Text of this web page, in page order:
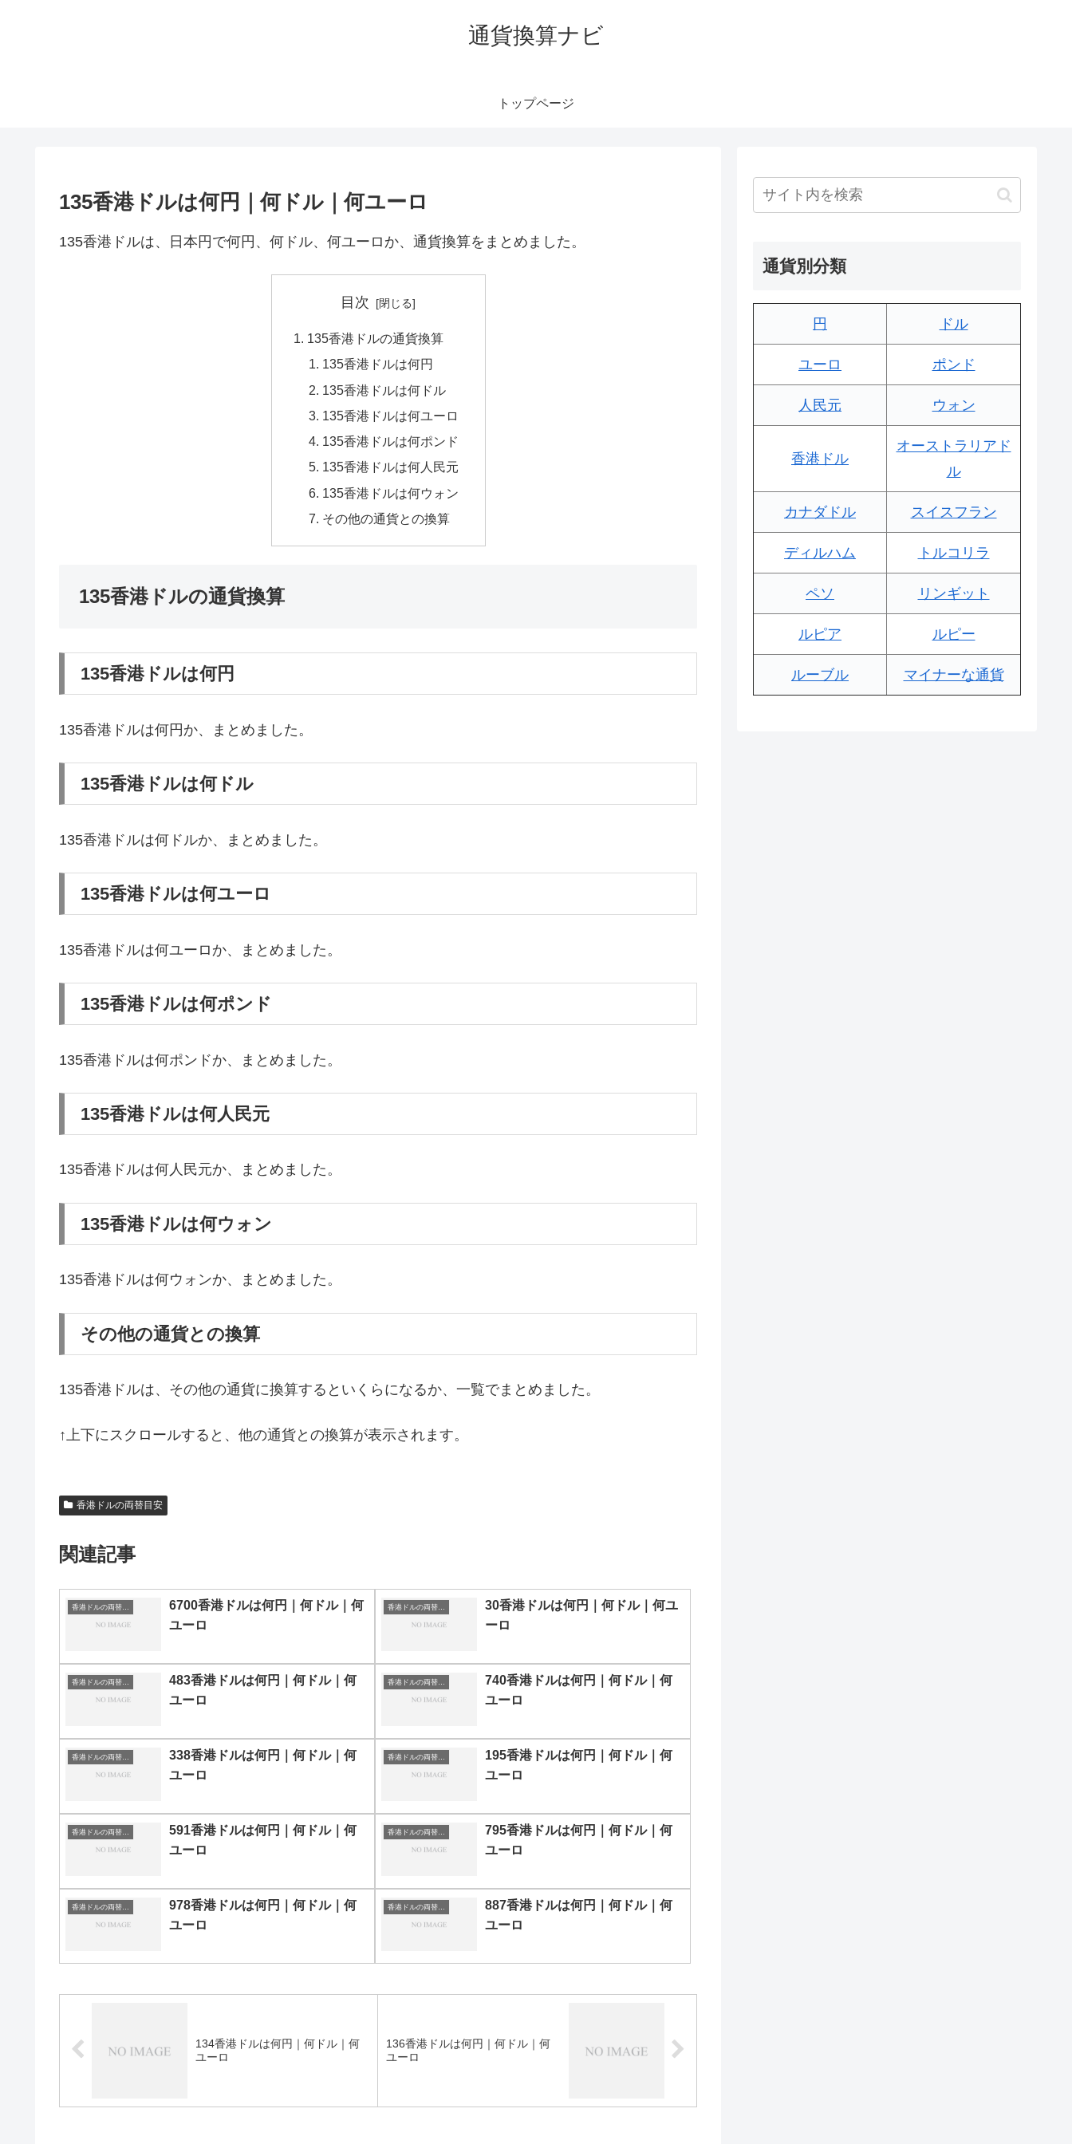
通貨換算ナビ
トップページ
135香港ドルは何円｜何ドル｜何ユーロ
135香港ドルは、日本円で何円、何ドル、何ユーロか、通貨換算をまとめました。
目次
135香港ドルの通貨換算
135香港ドルは何円
135香港ドルは何ドル
135香港ドルは何ユーロ
135香港ドルは何ポンド
135香港ドルは何人民元
135香港ドルは何ウォン
その他の通貨との換算
135香港ドルの通貨換算
135香港ドルは何円
135香港ドルは何円か、まとめました。
135香港ドルは何ドル
135香港ドルは何ドルか、まとめました。
135香港ドルは何ユーロ
135香港ドルは何ユーロか、まとめました。
135香港ドルは何ポンド
135香港ドルは何ポンドか、まとめました。
135香港ドルは何人民元
135香港ドルは何人民元か、まとめました。
135香港ドルは何ウォン
135香港ドルは何ウォンか、まとめました。
その他の通貨との換算
135香港ドルは、その他の通貨に換算するといくらになるか、一覧でまとめました。
↑上下にスクロールすると、他の通貨との換算が表示されます。
香港ドルの両替目安
関連記事
6700香港ドルは何円｜何ドル｜何
ユーロ
30香港ドルは何円｜何ドル｜何ユ
ーロ
483香港ドルは何円｜何ドル｜何
ユーロ
740香港ドルは何円｜何ドル｜何
ユーロ
338香港ドルは何円｜何ドル｜何
ユーロ
195香港ドルは何円｜何ドル｜何
ユーロ
591香港ドルは何円｜何ドル｜何
ユーロ
795香港ドルは何円｜何ドル｜何
ユーロ
978香港ドルは何円｜何ドル｜何
ユーロ
887香港ドルは何円｜何ドル｜何
ユーロ
134香港ドルは何円｜何ドル｜何
ユーロ
136香港ドルは何円｜何ドル｜何
ユーロ
通貨別分類
円 ドル
ユーロ ポンド
人民元 ウォン
香港ドル
オーストラリアド
ル
カナダドル スイスフラン
ディルハム トルコリラ
ペソ リンギット
ルピア ルピー
ルーブル マイナーな通貨